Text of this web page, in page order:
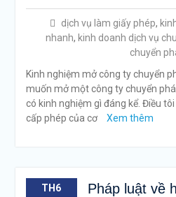
dịch vụ làm giấy phép,
nhanh, kinh doanh dịch vụ
chuyển
Kinh nghiệm mở công ty chuyển
muốn mở một công ty chuyển
có kinh nghiệm gì đáng kể. Điều
cấp phép của cơ
Xem thêm
TH6
Pháp luật về